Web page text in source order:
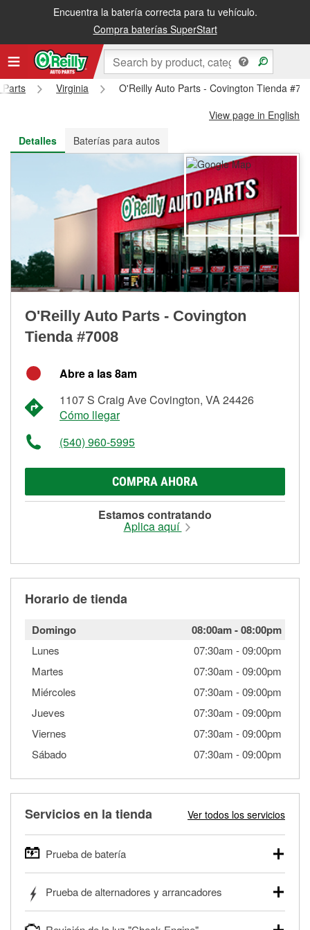
Encuentra la batería correcta para tu vehículo.
Compra baterías SuperStart
Recibe tu orden gratis al día siguiente o recógela en la tienda
Parts Virginia
O'Reilly Auto Parts - Covington Tienda
View page in English
Detalles
Baterías para autos
O'Reilly Auto Parts - Covington
Tienda #7008
Abre a las 8am
1107 S Craig Ave Covington, VA 24426
Cómo llegar
(540) 960-5995
COMPRA AHORA
Estamos contratando
Aplica aquí
Horario de tienda
Domingo 08:00am-08:00pm
Lunes 07:30am -09:00pm
Martes
07:30am -09:00pm
Miércoles
07:30am -09:00pm
Jueves
07:30am -09:00pm
Viernes
07:30am -09:00pm
Sábado
07:30am -09:00pm
Servicios en la tienda Ver todos los servicios
Prueba de batería
autos, camionetas, SUVs, vehículos comerciales y
pesados, y para deportes motorizados. Las baterías
pueden probarse dentro o fuera del vehículo y cargarse en
Prueba de alternadores y arrancadores